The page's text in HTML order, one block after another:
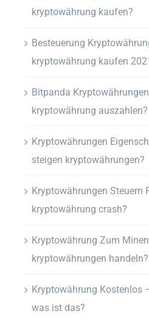
kryptowährung kaufen?
Besteuerung
kryptowährung kaufen
Bitpanda
kryptowährung auszahlen?
Kryptowährungen
steigen kryptowährungen?
Kryptowährungen Steuern
kryptowährung crash?
Kryptowährung Zum
kryptowährungen handeln?
Kryptowährung Kostenlos
was ist das?